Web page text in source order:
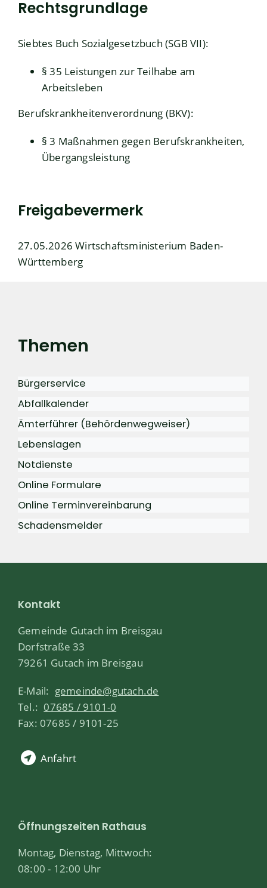
Rechtsgrundlage
Siebtes Buch Sozialgesetzbuch (SGB VII):
§ 35 Leistungen zur Teilhabe am
Arbeitsleben
Berufskrankheitenverordnung (BKV):
§ 3 Maßnahmen gegen Berufskrankheiten,
Übergangsleistung
Freigabevermerk
27.05.2026 Wirtschaftsministerium Baden-
Württemberg
Themen
Bürgerservice
Abfallkalender
Ämterführer (Behördenwegweiser)
Lebenslagen
Notdienste
Online Formulare
Online Terminvereinbarung
Schadensmelder
Kontakt
Gemeinde Gutach im Breisgau
Dorfstraße 33
79261 Gutach im Breisgau
E-Mail: gemeinde@gutach.de
Tel.: 07685 / 9101-0
Fax: 07685 / 9101-25
Anfahrt
Öffnungszeiten Rathaus
Montag, Dienstag, Mittwoch:
08:00 - 12:00 Uhr